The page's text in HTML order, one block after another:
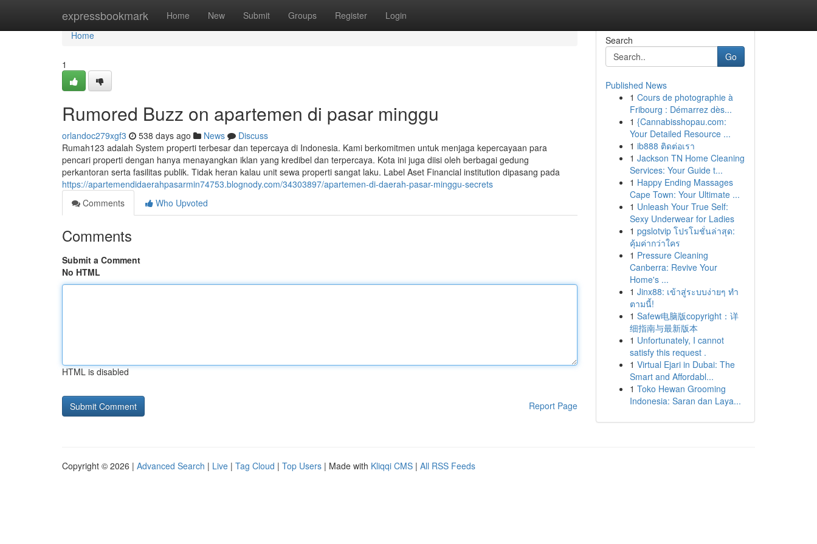
expressbookmark Home New Submit Groups Register Login
Home
Home
1
Rumored Buzz on apartemen di pasar minggu
orlandoc279xgf3 538 days ago News
Discuss
Rumah123 adalah System properti terbesar dan tepercaya di Indonesia. Kami berkomitmen untuk menjaga kepercayaan para
pencari properti dengan hanya menayangkan iklan yang kredibel dan terpercaya. Kota ini juga diisi oleh berbagai gedung
perkantoran serta fasilitas publik. Tidak heran kalau unit sewa properti sangat laku. Label Aset Financial institution dipasang pada
https://apartemendidaerahpasarmin74753.blognody.com/34303897/apartemen-di-daerah-pasar-minggu-secrets
Comments
Who Upvoted
Comments
Submit a Comment
No HTML
HTML is disabled
Report Page
Search
Go
Published News
1 Cours de photographie à
Fribourg : Démarrez dès...
1 {Cannabisshopau.com:
Your Detailed Resource ...
1 ib888 ติดต่อเรา
1 Jackson TN Home Cleaning
Services: Your Guide t...
1 Happy Ending Massages
Cape Town: Your Ultimate ...
1 Unleash Your True Self:
Sexy Underwear for Ladies
1 pgslotvip โปรโมชั่นล่าสุด:
คุ้มค่ากว่าใคร
1 Pressure Cleaning
Canberra: Revive Your
Home's ...
1 Jinx88: เข้าสู่ระบบง่ายๆ ทำ
ตามนี้!
1 Safew电脑版copyright：详
细指南与最新版本
1 Unfortunately, I cannot
satisfy this request .
1 Virtual Ejari in Dubai: The
Smart and Affordabl...
1 Toko Hewan Grooming
Indonesia: Saran dan Laya...
Copyright © 2026 | Advanced Search | Live | Tag Cloud | Top Users | Made with Kliqqi CMS | All RSS Feeds